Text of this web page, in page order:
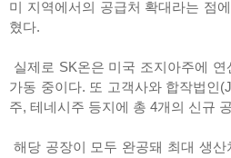
미 지역에서의 공급처 확대라는 점
혔다.
실제로 SK온은 미국 조지아주에
가동 중이다. 또 고객사와 합작법인
주, 테네시주 등지에 총 4개의 신규
해당 공장이 모두 완공돼 최대 생